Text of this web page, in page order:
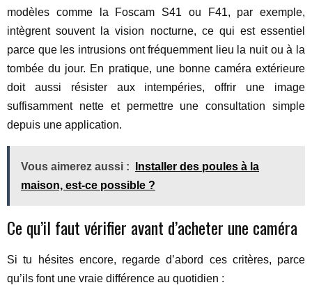
modèles comme la Foscam S41 ou F41, par exemple,
intègrent souvent la vision nocturne, ce qui est essentiel
parce que les intrusions ont fréquemment lieu la nuit ou à la
tombée du jour. En pratique, une bonne caméra extérieure
doit aussi résister aux intempéries, offrir une image
suffisamment nette et permettre une consultation simple
depuis une application.
Vous aimerez aussi :
Installer des poules à la
maison, est-ce possible ?
Ce qu’il faut vérifier avant d’acheter une caméra
Si tu hésites encore, regarde d’abord ces critères, parce
qu’ils font une vraie différence au quotidien :